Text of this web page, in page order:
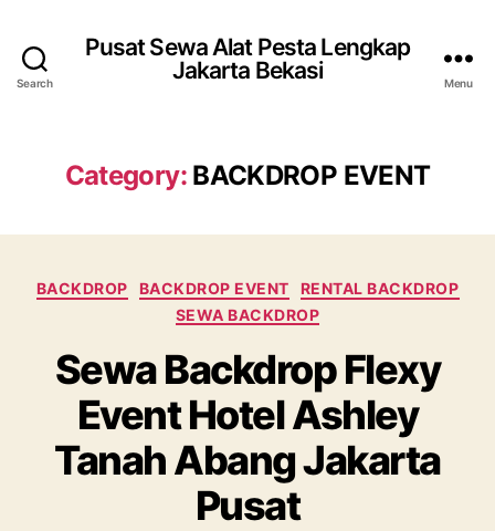
Search
Pusat Sewa Alat Pesta Lengkap
Jakarta Bekasi
Menu
Category: BACKDROP EVENT
Categories
BACKDROP BACKDROP EVENT
RENTAL BACKDROP
SEWA BACKDROP
Sewa Backdrop Flexy
Event Hotel Ashley
Tanah Abang Jakarta
Pusat